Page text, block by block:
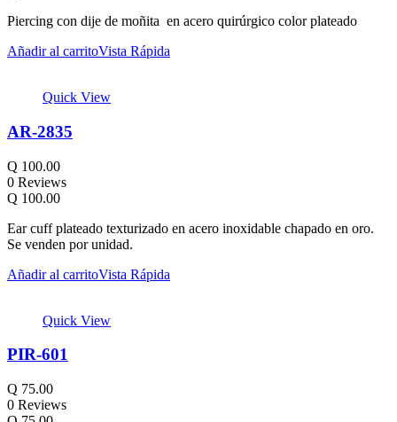
Piercing con dije de moñita en acero quirúrgico color plateado
Añadir al carritoVista Rápida
Quick View
AR-2835
Q 100.00
0 Reviews
Q 100.00
Ear cuff plateado texturizado en acero inoxidable chapado en oro.
Se venden por unidad.
Añadir al carritoVista Rápida
Quick View
PIR-601
Q 75.00
0 Reviews